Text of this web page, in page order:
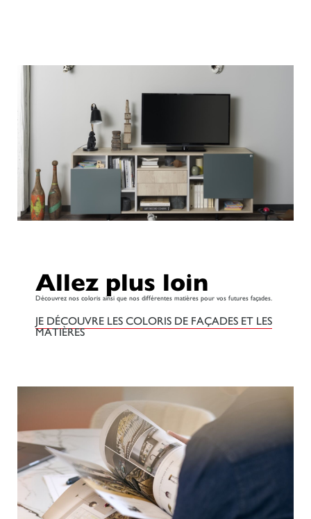
Allez plus loin
Découvrez nos coloris ainsi que nos différentes matières pour vos futures façades.
JE DÉCOUVRE LES COLORIS DE FAÇADES ET LES
MATIÈRES